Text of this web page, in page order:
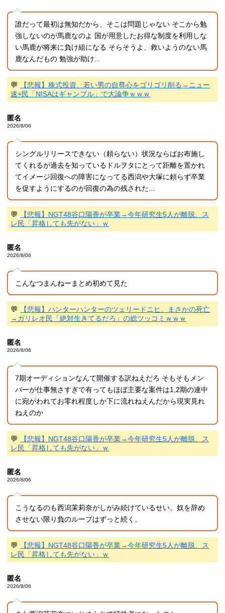
誰だって最初は無知だから、そこは問題じゃない そこから勉
強しないのが馬鹿なのよ 国が用意したお得な制度を利用しな
い馬鹿が将来に負け組になる そらそうよ、救いようのない馬
鹿なんだもの 勉強が助け...
💬
【悲報】株式投資、若い男の自尊心をゴリゴリ削る→ニュー
速+民「NISAはギャンブル」で大論争ｗｗｗ
匿名
2026/8/06
シングルリリースできない（頼らない）状況ならばお布施し
てくれるが過去を知っているドルヲタにとって距離を置かれ
てイメージ回復への障害になってる西潟や大塚に頼らず卒業
を促すようにするのが回復の為の残された...
💬
【悲報】NGT48谷口陽香が卒業→今年研究生5人が離脱、ス
レ民「昇格しても先がない」ｗ
匿名
2026/8/06
こんなつまんねーまとめ初めて見た
💬
【悲報】ハンターハンターのツェリードニヒ、まさかの死亡
→ガリレオ民「絶対生きてるだろ」の総ツッコミｗｗｗ
匿名
2026/8/06
7期オーディションなんて開催する訳ねえだろ そもそもメン
バーが仕事無さすぎで有ってもほぼ主要な案件は1,2期の連中
に宛がわれてお零れ程度しか下に流れねえんだから現実見れ
ねえのか
💬
【悲報】NGT48谷口陽香が卒業→今年研究生5人が離脱、ス
レ民「昇格しても先がない」ｗ
匿名
2026/8/06
こうなるのも西潟茉莉奈がしがみ続けているせい。奴を辞め
させない限り負のループはずっと続く。
💬
【悲報】NGT48谷口陽香が卒業→今年研究生5人が離脱、ス
レ民「昇格しても先がない」ｗ
匿名
2026/8/06